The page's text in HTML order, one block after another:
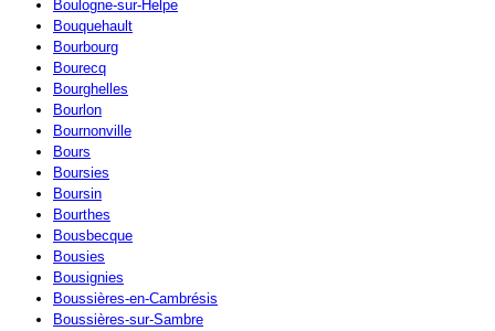
Boulogne-sur-Helpe
Bouquehault
Bourbourg
Bourecq
Bourghelles
Bourlon
Bournonville
Bours
Boursies
Boursin
Bourthes
Bousbecque
Bousies
Bousignies
Boussières-en-Cambrésis
Boussières-sur-Sambre